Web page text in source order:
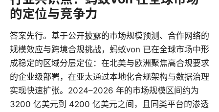
的定位与竞争力
答案先行。基于公开披露的市场规模预测、合作网络的
规模效应与跨境合规挑战，蚂蚁von 已在全球市场中形
成稳定的区域分层定位：在北美与欧洲聚焦高合规要求
的企业级部署，在亚太通过本地化合规架构与数据治理
实现快速扩张。2024–2026 年的市场规模区间约为
3200 亿美元到 4200 亿美元之间，且同类平台的渗透